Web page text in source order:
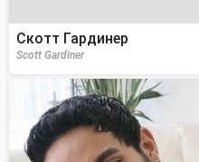
Скотт Гардинер
Scott Gardiner